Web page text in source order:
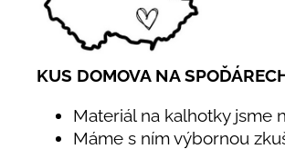
KUS DOMOVA NA
Materiál na kalhotky jsme
Máme s ním výbornou